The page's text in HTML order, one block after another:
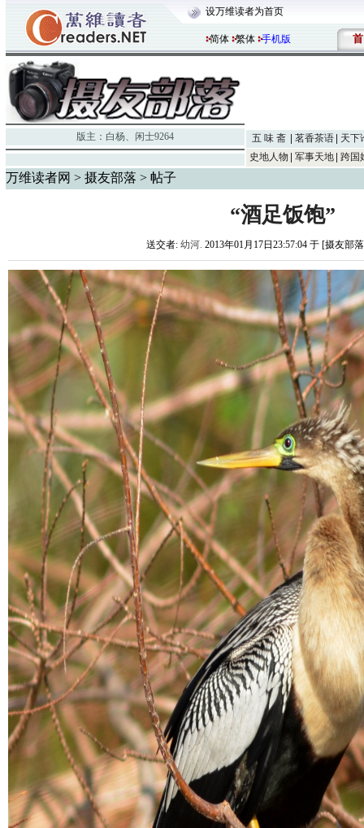
设万维读者为首页
简体 繁体 手机版 首
版主： 白杨、 闲士9264 五 味 斋 茗香茶语
天下
史地人物
军事天地 跨国
万维读者网 > 摄友部落 > 帖子
“酒足饭饱”
送交者: 幼河. 2013年01月17日23:57:04 于 [摄友部